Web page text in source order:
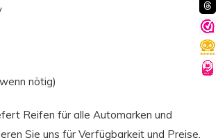
nötig)
Reifen für alle Automarken und
Sie uns für Verfügbarkeit und Preise.